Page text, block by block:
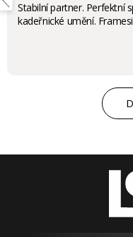
Stabilní partner. Perfektní
kadeřnické umění.